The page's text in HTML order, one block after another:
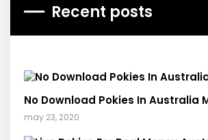
Recent posts
No Download Pokies In Australia
may 23, 2020